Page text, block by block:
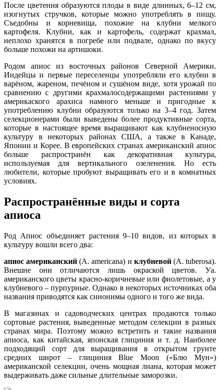
После цветения образуются плоды в виде длинных, 6–12 см,
изогнутых стручков, которые можно употреблять в пищу.
Съедобны и корневища, похожие на клубни мелкого
картофеля. Клубни, как и картофель, содержат крахмал,
неплохо хранятся в погребе или подвале, однако по вкусу
больше похожи на артишоки.
Родом апиос из восточных районов Северной Америки.
Индейцы и первые переселенцы употребляли его клубни в
варёном, жареном, печёном и сушёном виде, хотя урожай по
сравнению с другими крахмалосодержащими растениями у
америкаского арахиса намного меньше и пригодные к
употреблению клубни образуются только на 3–4 год. Затем
селекционерами были выведены более продуктивные сорта,
которые в настоящее время выращивают как клубненосную
культуру в некоторых районах США, а также в Канаде,
Японии и Корее. В европейских странах американский апиос
больше распространён как декоративная культура,
используемая для вертикального озеленения. Но есть
любители, которые пробуют выращивать его и в комнатных
условиях.
Распространённые виды и сорта
апиоса
Род Апиос объединяет растения 9–10 видов, из которых в
культуру вошли всего два:
апиос американский (А. americana) и клубневой(А. tuberosa).
Внешне они отличаются лишь окраской цветов. Уа.
американского цветы красно-коричневые или фиолетовые, а у
клубневого – пурпурные. Однако в некоторых источниках оба
названия приводятся как синонимы одного и того же вида.
В магазинах и садоводческих центрах продаются только
сортовые растения, выведенные методом селекции в разных
странах мира. Поэтому можно встретить и такие названия
апиоса, как китайская, японская глициния и т. д. Наиболее
подходящий сорт для выращивания в открытом грунте
средних широт – глициния Blue Moon («Блю Мун»)
американской селекции, очень мощная лиана, которая может
выдерживать даже сильные длительные заморозки.